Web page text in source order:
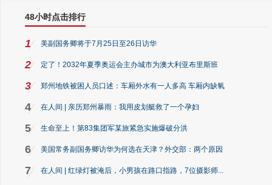
48小时点击排行
1 美副国务卿将于7月25日至26日访华
2 定了！2032年夏季奥运会主办城市为澳大利亚布里斯班
3 郑州地铁被困人员口述：车厢外水有一人多高 车厢内缺氧
4 在人间 | 亲历郑州暴雨：我用皮划艇救了一个孕妇
5 生命至上！第83集团军某旅紧急实施爆破分洪
6 美国常务副国务卿访华为何选在天津？外交部：两个原因
7 在人间 | 红绿灯被淹后，小男孩在路口指路，7位摄影师...